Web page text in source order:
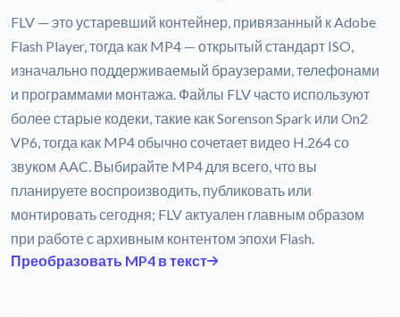
FLV — это устаревший контейнер, привязанный к Adobe
Flash Player, тогда как MP4 — открытый стандарт ISO,
изначально поддерживаемый браузерами, телефонами
и программами монтажа. Файлы FLV часто используют
более старые кодеки, такие как Sorenson Spark или On2
VP6, тогда как MP4 обычно сочетает видео H.264 со
звуком AAC. Выбирайте MP4 для всего, что вы
планируете воспроизводить, публиковать или
монтировать сегодня; FLV актуален главным образом
при работе с архивным контентом эпохи Flash.
Преобразовать MP4 в текст